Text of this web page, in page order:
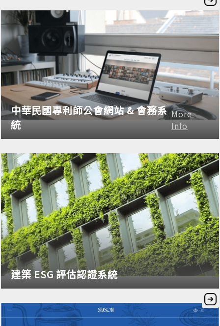
中華民國專利師公會網站 & 會務系
統
More
Info
建築 ESG 評估認證系統